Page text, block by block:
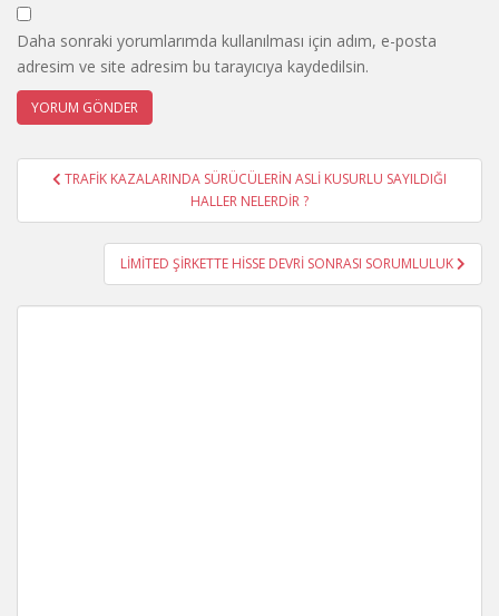
Daha sonraki yorumlarımda kullanılması için adım, e-posta
adresim ve site adresim bu tarayıcıya kaydedilsin.
YazıTRAFİK KAZALARINDA SÜRÜCÜLERİN ASLİ KUSURLU SAYILDIĞI
HALLER NELERDİR ?
LİMİTED ŞİRKETTE HİSSE DEVRİ SONRASI SORUMLULUK